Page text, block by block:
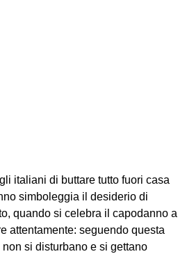
italiani di buttare tutto fuori casa
simboleggia il desiderio di
quando si celebra il capodanno a
attentamente: seguendo questa
si disturbano e si gettano